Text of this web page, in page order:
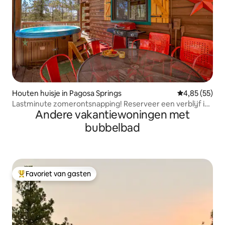
Houten huisje in Pagosa Springs Gemiddelde
4,85 (55)
Lastminute zomerontsnapping! Reserveer een verblijf in
juli/augustus vóór 31 juli,
Andere vakantiewoningen met
bubbelbad
Topfavoriet van gasten
Favoriet van gasten